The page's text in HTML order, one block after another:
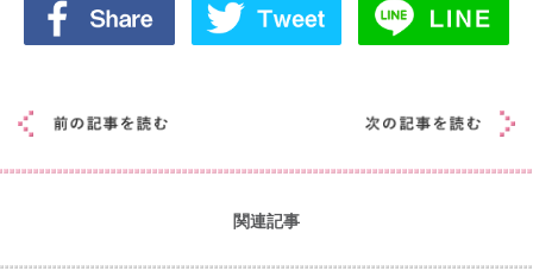
関連記事